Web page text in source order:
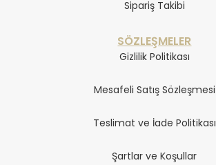
Sipariş Takibi
SÖZLEŞMELER
Gizlilik Politikası
Mesafeli Satış Sözleşmesi
Teslimat ve İade Politikası
Şartlar ve Koşullar